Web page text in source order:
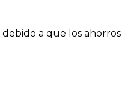
a que los ahorros